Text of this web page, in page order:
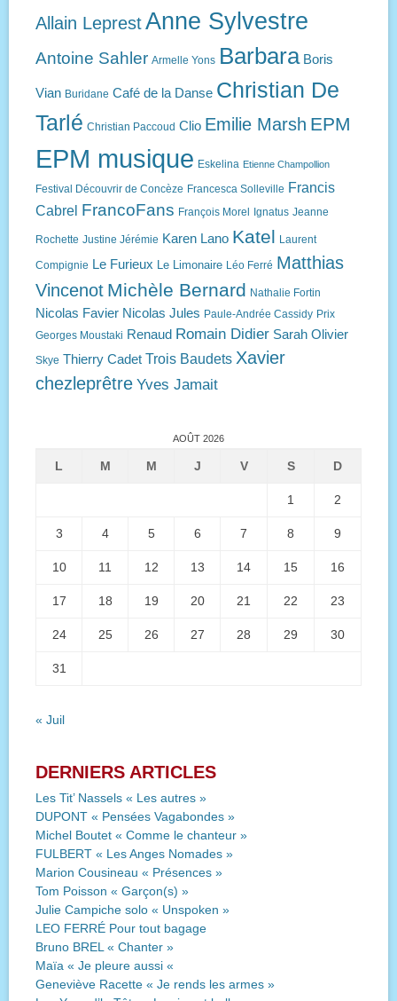
Allain LeprestAnne Sylvestre
Antoine Sahler Armelle Yons Barbara Boris
Vian Buridane Café de la Danse Christian De
Tarlé Christian Paccoud Clio Emilie Marsh EPM
EPM musique Eskelina Etienne Champollion
Festival Découvrir de Concèze Francesca Solleville Francis
Cabrel FrancoFans François Morel Ignatus Jeanne
Rochette Justine Jérémie Karen Lano Katel Laurent
Compignie Le Furieux Le Limonaire Léo Ferré Matthias
Vincenot Michèle Bernard Nathalie Fortin
Nicolas Favier Nicolas Jules Paule-Andrée Cassidy Prix
Georges Moustaki Renaud Romain Didier Sarah Olivier
Skye Thierry Cadet Trois Baudets Xavier
chezleprêtre Yves Jamait
AOÛT 2026
L M M J V S D
1 2
3 4 5 6 7 8 9
10 11 12 13 14 15 16
17 18 19 20 21 22 23
24 25 26 27 28 29 30
31
« Juil
DERNIERS ARTICLES
Les Tit’ Nassels « Les autres »
DUPONT « Pensées Vagabondes »
Michel Boutet « Comme le chanteur »
FULBERT « Les Anges Nomades »
Marion Cousineau « Présences »
Tom Poisson « Garçon(s) »
Julie Campiche solo « Unspoken »
LEO FERRÉ Pour tout bagage
Bruno BREL « Chanter »
Maïa « Je pleure aussi «
Geneviève Racette « Je rends les armes »